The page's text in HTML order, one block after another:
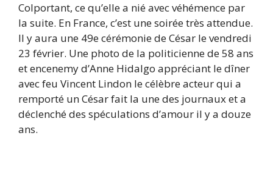
Colportant, ce qu’elle a nié avec véhémence par
la suite. En France, c’est une soirée très attendue.
Il y aura une 49e cérémonie de César le vendredi
23 février. Une photo de la politicienne de 58 ans
et encenemy d’Anne Hidalgo appréciant le dîner
avec feu Vincent Lindon le célèbre acteur qui a
remporté un César fait la une des journaux et a
déclenché des spéculations d’amour il y a douze
ans.